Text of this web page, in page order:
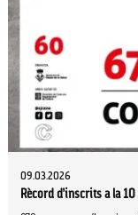
09.03.2026
Rècord d’inscrits a la